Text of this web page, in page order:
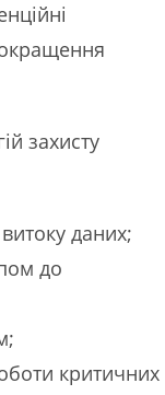
захисту
даних;
до
критичних